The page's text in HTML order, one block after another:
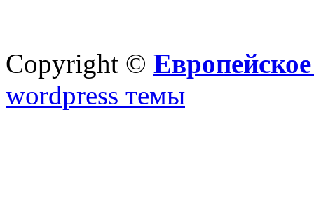
Copyright ©
wordpress темы